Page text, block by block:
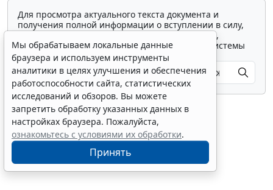
Для просмотра актуального текста документа и
получения полной информации о вступлении в силу,
изменениях и порядке применения документа,
воспользуйтесь поиском в Интернет-версии системы
ГАРАНТ:
Показать все материалы
Мы обрабатываем локальные данные
браузера и используем инструменты
аналитики в целях улучшения и обеспечения
работоспособности сайта, статистических
исследований и обзоров. Вы можете
запретить обработку указанных данных в
настройках браузера. Пожалуйста,
ознакомьтесь с условиями их обработки.
Принять